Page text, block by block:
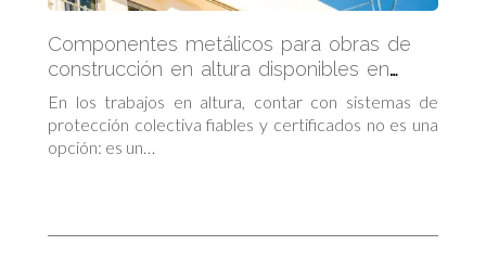
Componentes metálicos para obras de
construcción en altura disponibles en
Visornets
En los trabajos en altura, contar con sistemas de
protección colectiva fiables y certificados no es una
opción: es un…